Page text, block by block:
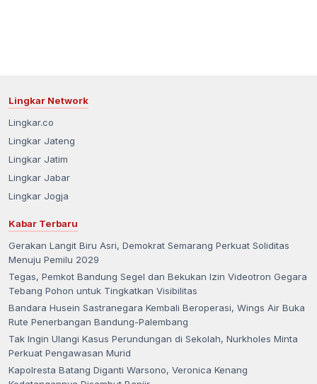
Lingkar Network
Lingkar.co
Lingkar Jateng
Lingkar Jatim
Lingkar Jabar
Lingkar Jogja
Kabar Terbaru
Gerakan Langit Biru Asri, Demokrat Semarang Perkuat Soliditas
Menuju Pemilu 2029
Tegas, Pemkot Bandung Segel dan Bekukan Izin Videotron Gegara
Tebang Pohon untuk Tingkatkan Visibilitas
Bandara Husein Sastranegara Kembali Beroperasi, Wings Air Buka
Rute Penerbangan Bandung-Palembang
Tak Ingin Ulangi Kasus Perundungan di Sekolah, Nurkholes Minta
Perkuat Pengawasan Murid
Kapolresta Batang Diganti Warsono, Veronica Kenang